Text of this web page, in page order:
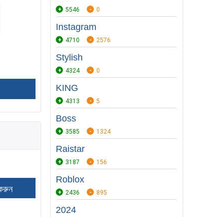
5546 0
Instagram
4710 2576
Stylish
4324 0
KING
4313 5
Boss
3585 1324
Raistar
3187 156
Roblox
2436 895
2024